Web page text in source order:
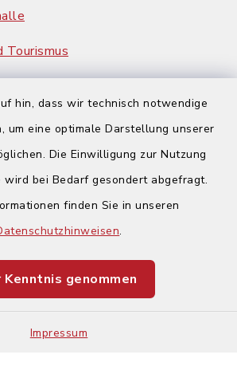
hin, dass wir technisch notwendige
um eine optimale Darstellung unserer
Die Einwilligung zur Nutzung
bei Bedarf gesondert abgefragt.
finden Sie in unseren
.
Kenntnis genommen
Impressum
Tourismus
Barrierefreiheit
Impressum
Sitemap